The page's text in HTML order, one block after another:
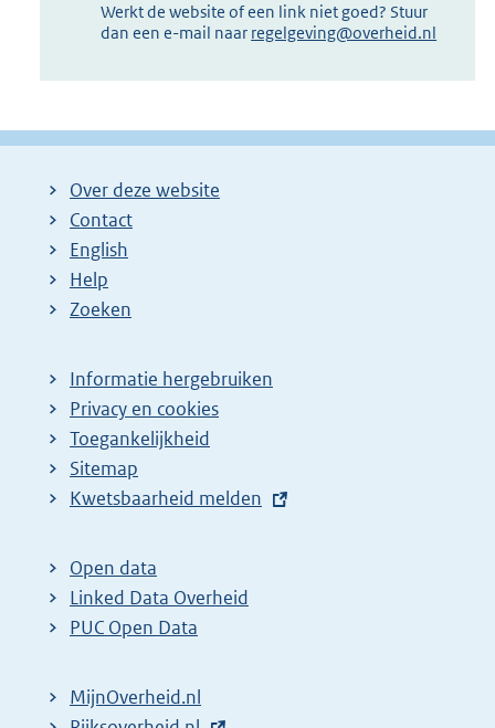
Werkt de website of een link niet goed? Stuur
dan een e-mail naar regelgeving@overheid.nl
Over deze website
Contact
English
Help
Zoeken
Informatie hergebruiken
Privacy en cookies
Toegankelijkheid
Sitemap
E
t
e
r
l
Kwetsbaarheid melden
Open data
Linked Data Overheid
PUC Open Data
MijnOverheid.nl